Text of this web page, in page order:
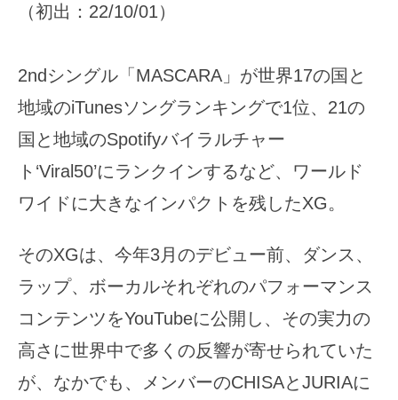
（初出：22/10/01）
2ndシングル「MASCARA」が世界17の国と
地域のiTunesソングランキングで1位、21の
国と地域のSpotifyバイラルチャー
ト‘Viral50’にランクインするなど、ワールド
ワイドに大きなインパクトを残したXG。
そのXGは、今年3月のデビュー前、ダンス、
ラップ、ボーカルそれぞれのパフォーマンス
コンテンツをYouTubeに公開し、その実力の
高さに世界中で多くの反響が寄せられていた
が、なかでも、メンバーのCHISAとJURIAに